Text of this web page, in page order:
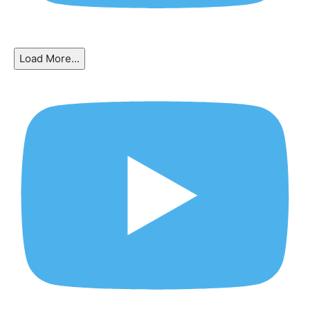
Load More...